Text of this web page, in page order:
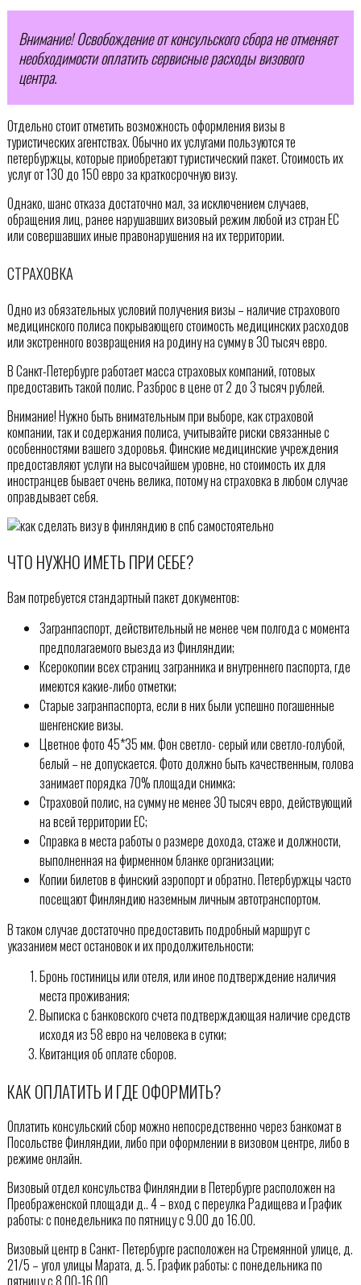
Внимание! Освобождение от консульского сбора не отменяет
необходимости оплатить сервисные расходы визового
центра.
Отдельно стоит отметить возможность оформления визы в
туристических агентствах. Обычно их услугами пользуются те
петербуржцы, которые приобретают туристический пакет. Стоимость их
услуг от 130 до 150 евро за краткосрочную визу.
Однако, шанс отказа достаточно мал, за исключением случаев,
обращения лиц, ранее нарушавших визовый режим любой из стран ЕС
или совершавших иные правонарушения на их территории.
СТРАХОВКА
Одно из обязательных условий получения визы – наличие страхового
медицинского полиса покрывающего стоимость медицинских расходов
или экстренного возвращения на родину на сумму в 30 тысяч евро.
В Санкт-Петербурге работает масса страховых компаний, готовых
предоставить такой полис. Разброс в цене от 2 до 3 тысяч рублей.
Внимание! Нужно быть внимательным при выборе, как страховой
компании, так и содержания полиса, учитывайте риски связанные с
особенностями вашего здоровья. Финские медицинские учреждения
предоставляют услуги на высочайшем уровне, но стоимость их для
иностранцев бывает очень велика, потому на страховка в любом случае
оправдывает себя.
ЧТО НУЖНО ИМЕТЬ ПРИ СЕБЕ?
Вам потребуется стандартный пакет документов:
Загранпаспорт, действительный не менее чем полгода с момента
предполагаемого выезда из Финляндии;
Ксерокопии всех страниц загранника и внутреннего паспорта, где
имеются какие-либо отметки;
Старые загранпаспорта, если в них были успешно погашенные
шенгенские визы.
Цветное фото 45*35 мм. Фон светло- серый или светло-голубой,
белый – не допускается. Фото должно быть качественным, голова
занимает порядка 70% площади снимка;
Страховой полис, на сумму не менее 30 тысяч евро, действующий
на всей территории ЕС;
Справка в места работы о размере дохода, стаже и должности,
выполненная на фирменном бланке организации;
Копии билетов в финский аэропорт и обратно. Петербуржцы часто
посещают Финляндию наземным личным автотранспортом.
В таком случае достаточно предоставить подробный маршрут с
указанием мест остановок и их продолжительности;
Бронь гостиницы или отеля, или иное подтверждение наличия
места проживания;
Выписка с банковского счета подтверждающая наличие средств
исходя из 58 евро на человека в сутки;
Квитанция об оплате сборов.
КАК ОПЛАТИТЬ И ГДЕ ОФОРМИТЬ?
Оплатить консульский сбор можно непосредственно через банкомат в
Посольстве Финляндии, либо при оформлении в визовом центре, либо в
режиме онлайн.
Визовый отдел консульства Финляндии в Петербурге расположен на
Преображенской площади д.. 4 – вход с переулка Радищева и График
работы: с понедельника по пятницу c 9.00 до 16.00.
Визовый центр в Санкт- Петербурге расположен на Стремянной улице, д.
21/5 – угол улицы Марата, д. 5. График работы: с понедельника по